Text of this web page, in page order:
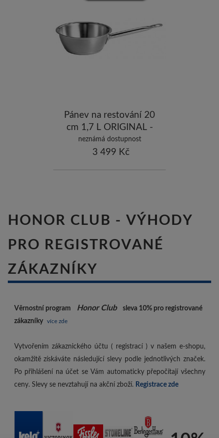
Pánev na restování 20
cm 1,7 L ORIGINAL -
PROFI COLLECTION
neznámá dostupnost
3 499 Kč
HONOR CLUB - VÝHODY
PRO REGISTROVANÉ
ZÁKAZNÍKY
Věrnostní program Honor Club sleva 10% pro registrované
zákazníky více zde
Vytvořením zákaznického účtu ( registrací ) v našem e-shopu,
okamžitě získáváte následující slevy podle jednotlivých značek.
Po přihlášení na účet se Vám automaticky přepočítají všechny
ceny. Slevy se nevztahují na akční zboží. Registrace zde
ostatní značky